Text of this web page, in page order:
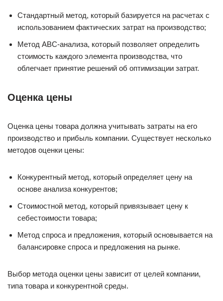
Стандартный метод, который базируется на расчетах с
использованием фактических затрат на производство;
Метод ABC-анализа, который позволяет определить
стоимость каждого элемента производства, что
облегчает принятие решений об оптимизации затрат.
Оценка цены
Оценка цены товара должна учитывать затраты на его
производство и прибыль компании. Существует несколько
методов оценки цены:
Конкурентный метод, который определяет цену на
основе анализа конкурентов;
Стоимостной метод, который привязывает цену к
себестоимости товара;
Метод спроса и предложения, который основывается на
балансировке спроса и предложения на рынке.
Выбор метода оценки цены зависит от целей компании,
типа товара и конкурентной среды.